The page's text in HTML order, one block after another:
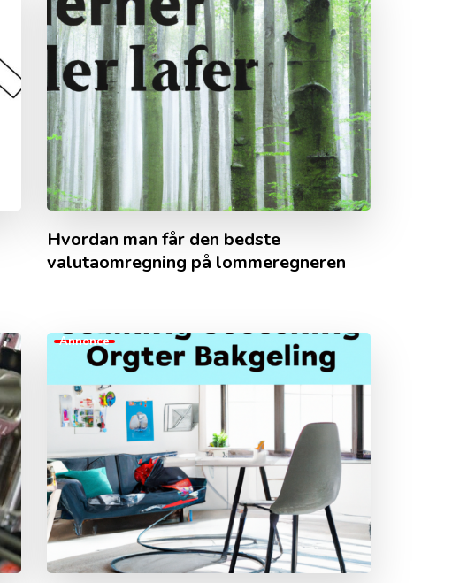
Hvordan man får den bedste
valutaomregning på lommeregneren
Annonce